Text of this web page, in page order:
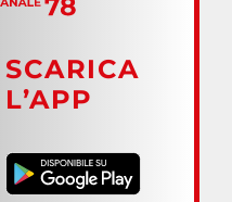
SCARICA
L’APP